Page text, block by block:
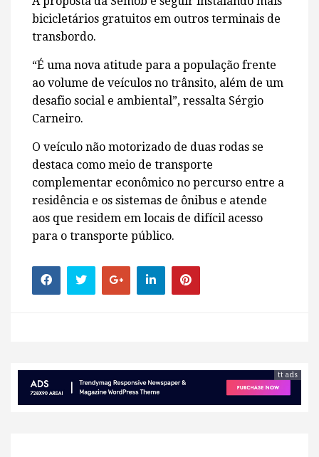
bicicletários gratuitos em outros terminais de
transbordo.
“É uma nova atitude para a população frente
ao volume de veículos no trânsito, além de um
desafio social e ambiental”, ressalta Sérgio
Carneiro.
O veículo não motorizado de duas rodas se
destaca como meio de transporte
complementar econômico no percurso entre a
residência e os sistemas de ônibus e atende
aos que residem em locais de difícil acesso
para o transporte público.
tt ads